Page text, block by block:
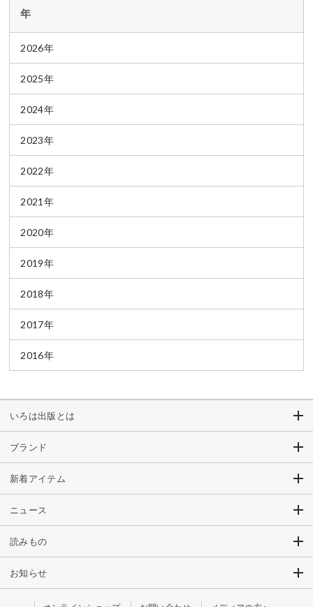
年
2026年
2025年
2024年
2023年
2022年
2021年
2020年
2019年
2018年
2017年
2016年
いろは出版とは
ブランド
新着アイテム
ニュース
読みもの
お知らせ